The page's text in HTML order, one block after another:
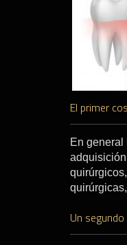
El primer
En
Un